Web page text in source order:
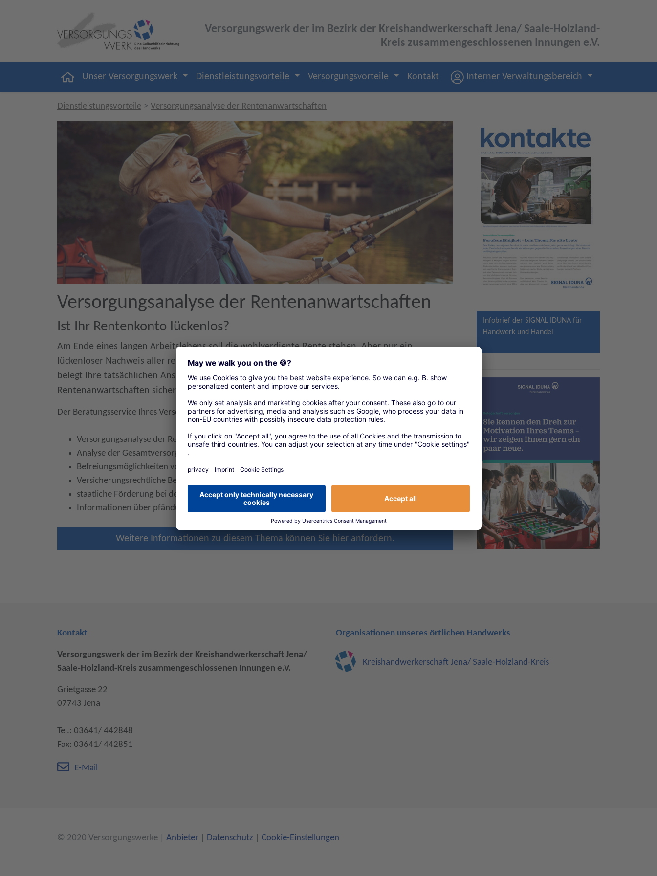
Versorgungswerk der im Bezirk der Kreishandwerkerschaft Jena/ Saale-Holzland-
Kreis zusammengeschlossenen Innungen e.V.
Unser Versorgungswerk Dienstleistungsvorteile Versorgungsvorteile Kontakt Interner Verwaltungsbereich
Dienstleistungsvorteile Versorgungsanalyse der Rentenanwartschaften
Versorgungsanalyse der Rentenanwartschaften
Ist Ihr Rentenkonto lückenlos?
Am Ende eines langen Arbeitslebens soll die wohlverdiente Rente stehen. Aber nur ein
lückenloser Nachweis aller rentenrechtlichen Zeiten (z. B. Beitrags- und Anrechnungszeiten)
belegt Ihre tatsächlichen Ansprüche. Durch eine frühzeitige Versorgungsanalyse der
Rentenanwartschaften sichern Sie sich Ihre Ansprüche in voller Höhe.
Der Beratungsservice Ihres Versorgungswerkes umfasst:
Versorgungsanalyse der Rentenanwartschaften
Analyse der Gesamtversorgung
Befreiungsmöglichkeiten von der Gesetzlichen Rentenversicherung und deren Auswirkungen
Versicherungsrechtliche Beurteilung eines Gesellschafter-Geschäftsführers
staatliche Förderung bei der Altersversorgung
Informationen über pfändungs- und insolvenzgeschützte Altersvorsorgeprodukte
Weitere Informationen zu diesem Thema können Sie hier anfordern.
Infobrief der SIGNAL IDUNA für
Handwerk und Handel
Kontakt
Versorgungswerk der im Bezirk der Kreishandwerkerschaft Jena/
Saale-Holzland-Kreis zusammengeschlossenen Innungen e.V.
Grietgasse 22
07743 Jena
Tel.: 03641/ 442848
Fax: 03641/ 442851
E-Mail
Organisationen unseres örtlichen Handwerks
Kreishandwerkerschaft Jena/ Saale-Holzland-Kreis
© 2020 Versorgungswerke Anbieter Datenschutz Cookie-Einstellungen